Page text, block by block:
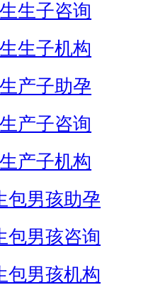
生子咨询
生子机构
产子助孕
产子咨询
产子机构
包男孩助孕
包男孩咨询
包男孩机构